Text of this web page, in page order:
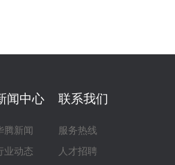
闻中心
腾新闻
业动态
联系我们
服务热线
人才招聘